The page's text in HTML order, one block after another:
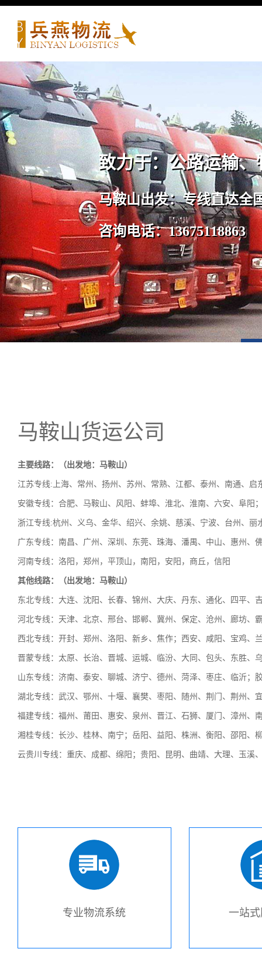
致力于：公路运输
马鞍山出发：专线直达全
咨询电话：13675118863
马鞍山货运公司
主要线路：（出发地：马鞍山）
江苏专线:上海、常州、扬州、苏州、常熟、江都、泰州、南通、
安徽专线：合肥、马鞍山、风阳、蚌埠、淮北、淮南、六安、阜阳
浙江专线:杭州、义乌、金华、绍兴、余姚、慈溪、宁波、台州、丽
广东专线：南昌、广州、深圳、东莞、珠海、潘禺、中山、惠州、
河南专线：洛阳，郑州，平顶山，南阳，安阳，商丘，信阳
其他线路：（出发地：马鞍山）
东北专线：大连、沈阳、长春、锦州、大庆、丹东、通化、四平、
河北专线：天津、北京、邢台、邯郸、冀州、保定、沧州、廊坊、
西北专线：开封、郑州、洛阳、新乡、焦作；西安、咸阳、宝鸡、
晋蒙专线：太原、长治、晋城、运城、临汾、大同、包头、东胜、
山东专线：济南、泰安、聊城、济宁、德州、菏泽、枣庄、临沂
湖北专线：武汉、鄂州、十堰、襄樊、枣阳、随州、荆门、荆州、
福建专线：福州、莆田、惠安、泉州、晋江、石狮、厦门、漳州、
湘桂专线：长沙、桂林、南宁；岳阳、益阳、株洲、衡阳、邵阳、
云贵川专线：重庆、成都、绵阳；贵阳、昆明、曲靖、大理、玉溪
专业物流系统 一站